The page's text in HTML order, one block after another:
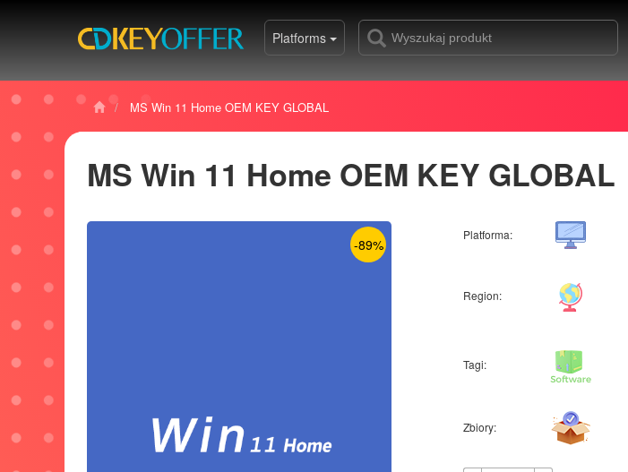
Platforms
MS Win 11 Home OEM KEY GLOBAL
MS Win 11 Home OEM KEY GLOBAL
-89%
Platforma:
Region:
Tagi:
Zbiory: